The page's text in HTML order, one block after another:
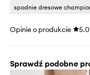
spodnie dresowe
Opinie o produkcie 5.0
Sprawdź podobne